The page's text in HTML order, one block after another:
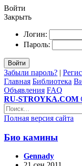
Войти
Закрыть
Логин:
Пароль:
Войти
Забыли пароль? |
Главная Библиотека
Объявления FAQ
RU-STROYKA.COM
Полная версия сайта
Био камины
Gennady